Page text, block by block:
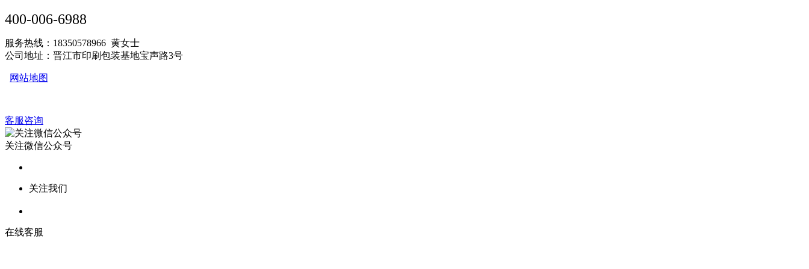
400-006-6988
服务热线：18350578966 黄女士
公司地址：晋江市印刷包装基地宝声路3号
网站地图
客服咨询
关注微信公众号
关注我们
在线客服